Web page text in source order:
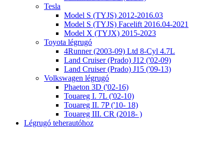
Tesla
Model S (TYJS) 2012-2016.03
Model S (TYJS) Facelift 2016.04-2021
Model X (TYJX) 2015-2023
Toyota légrugó
4Runner (2003-09) Ltd 8-Cyl 4.7L
Land Cruiser (Prado) J12 ('02-09)
Land Cruiser (Prado) J15 ('09-13)
Volkswagen légrugó
Phaeton 3D ('02-16)
Touareg I. 7L ('02-10)
Touareg II. 7P ('10- 18)
Touareg III. CR (2018- )
Légrugó teherautóhoz